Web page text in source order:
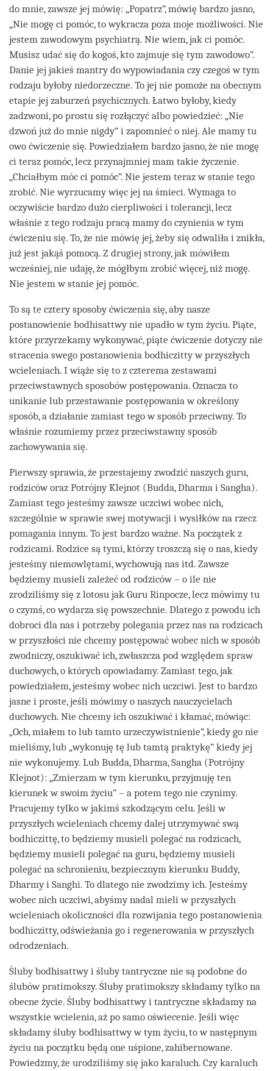
do mnie, zawsze jej mówię: „Popatrz”, mówię bardzo jasno,
„Nie mogę ci pomóc, to wykracza poza moje możliwości. Nie
jestem zawodowym psychiatrą. Nie wiem, jak ci pomóc.
Musisz udać się do kogoś, kto zajmuje się tym zawodowo”.
Danie jej jakieś mantry do wypowiadania czy czegoś w tym
rodzaju byłoby niedorzeczne. To jej nie pomoże na obecnym
etapie jej zaburzeń psychicznych. Łatwo byłoby, kiedy
zadzwoni, po prostu się rozłączyć albo powiedzieć: „Nie
dzwoń już do mnie nigdy” i zapomnieć o niej. Ale mamy tu
owo ćwiczenie się. Powiedziałem bardzo jasno, że nie mogę
ci teraz pomóc, lecz przynajmniej mam takie życzenie.
„Chciałbym móc ci pomóc”. Nie jestem teraz w stanie tego
zrobić. Nie wyrzucamy więc jej na śmieci. Wymaga to
oczywiście bardzo dużo cierpliwości i tolerancji, lecz
właśnie z tego rodzaju pracą mamy do czynienia w tym
ćwiczeniu się. To, że nie mówię jej, żeby się odwaliła i znikła,
już jest jakąś pomocą. Z drugiej strony, jak mówiłem
wcześniej, nie udaję, że mógłbym zrobić więcej, niż mogę.
Nie jestem w stanie jej pomóc.
To są te cztery sposoby ćwiczenia się, aby nasze
postanowienie bodhisattwy nie upadło w tym życiu. Piąte,
które przyrzekamy wykonywać, piąte ćwiczenie dotyczy nie
stracenia swego postanowienia bodhiczitty w przyszłych
wcieleniach. I wiąże się to z czterema zestawami
przeciwstawnych sposobów postępowania. Oznacza to
unikanie lub przestawanie postępowania w określony
sposób, a działanie zamiast tego w sposób przeciwny. To
właśnie rozumiemy przez przeciwstawny sposób
zachowywania się.
Pierwszy sprawia, że przestajemy zwodzić naszych guru,
rodziców oraz Potrójny Klejnot (Budda, Dharma i Sangha).
Zamiast tego jesteśmy zawsze uczciwi wobec nich,
szczególnie w sprawie swej motywacji i wysiłków na rzecz
pomagania innym. To jest bardzo ważne. Na początek z
rodzicami. Rodzice są tymi, którzy troszczą się o nas, kiedy
jesteśmy niemowlętami, wychowują nas itd. Zawsze
będziemy musieli zależeć od rodziców – o ile nie
zrodziliśmy się z lotosu jak Guru Rinpocze, lecz mówimy tu
o czymś, co wydarza się powszechnie. Dlatego z powodu ich
dobroci dla nas i potrzeby polegania przez nas na rodzicach
w przyszłości nie chcemy postępować wobec nich w sposób
zwodniczy, oszukiwać ich, zwłaszcza pod względem spraw
duchowych, o których opowiadamy. Zamiast tego, jak
powiedziałem, jesteśmy wobec nich uczciwi. Jest to bardzo
jasne i proste, jeśli mówimy o naszych nauczycielach
duchowych. Nie chcemy ich oszukiwać i kłamać, mówiąc:
„Och, miałem to lub tamto urzeczywistnienie”, kiedy go nie
mieliśmy, lub „wykonuję tę lub tamtą praktykę” kiedy jej
nie wykonujemy. Lub Budda, Dharma, Sangha (Potrójny
Klejnot): „Zmierzam w tym kierunku, przyjmuję ten
kierunek w swoim życiu” – a potem tego nie czynimy.
Pracujemy tylko w jakimś szkodzącym celu. Jeśli w
przyszłych wcieleniach chcemy dalej utrzymywać swą
bodhiczittę, to będziemy musieli polegać na rodzicach,
będziemy musieli polegać na guru, będziemy musieli
polegać na schronieniu, bezpiecznym kierunku Buddy,
Dharmy i Sanghi. To dlatego nie zwodzimy ich. Jesteśmy
wobec nich uczciwi, abyśmy nadal mieli w przyszłych
wcieleniach okoliczności dla rozwijania tego postanowienia
bodhiczitty, odświeżania go i regenerowania w przyszłych
odrodzeniach.
Śluby bodhisattwy i śluby tantryczne nie są podobne do
ślubów pratimokszy. Śluby pratimokszy składamy tylko na
obecne życie. Śluby bodhisattwy i tantryczne składamy na
wszystkie wcielenia, aż po samo oświecenie. Jeśli więc
składamy śluby bodhisattwy w tym życiu, to w następnym
życiu na początku będą one uśpione, zahibernowane.
Powiedzmy, że urodziliśmy się jako karaluch. Czy karaluch